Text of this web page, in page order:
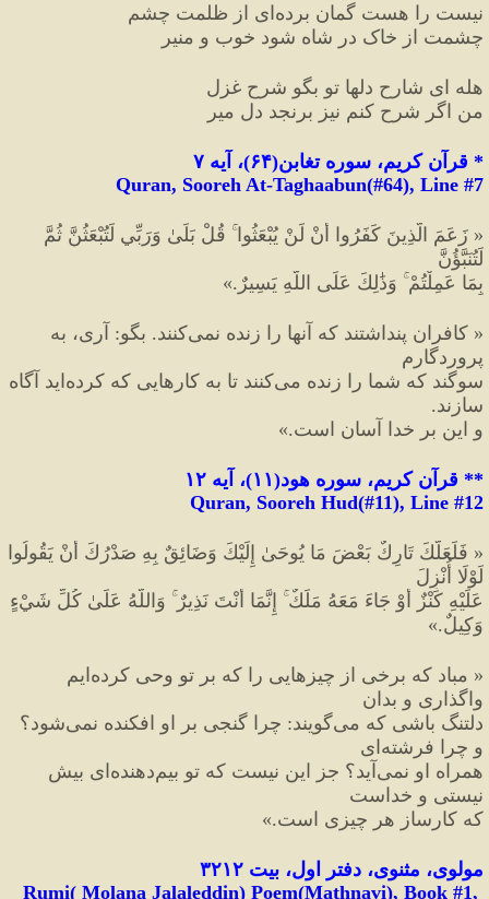
نیست را هست گمان بردهای از ظلمت چشم
چشمت از خاک در شاه شود خوب و منیر
هله ای شارح دلها تو بگو شرح غزل
من اگر شرح کنم نیز برنجد دل میر
* قرآن کریم، سوره تغابن(۶۴)، آیه ۷
Quran, Sooreh At-Taghaabun(#64), Line #7
«
لَتُنَبَّؤُنَّ
بِمَا عَمِلْتُمْ ۚ وَذَٰلِكَ عَلَى اللَّهِ يَسِيرٌ.»
« كافران پنداشتند كه آنها را زنده نمىكنند. بگو:
پروردگارم
سوگند كه شما را زنده مىكنند تا به كارهايى كه كرده
سازند.
و اين بر خدا آسان است.»
** قرآن کریم، سوره هود(۱۱)، آیه ۱۲
Quran, Sooreh Hud(#11), Line #12
«
لَوْلَا أُنْزِلَ
وَكِيلٌ.»
« مباد كه برخى از چيزهايى را كه بر تو وحى كرده
واگذارى و بدان
دلتنگ باشى كه مىگويند: چرا گنجى بر او افكنده نمى
و چرا فرشتهاى
همراه او نمىآيد؟ جز اين نيست كه تو بيمدهنده
نيستى و خداست
كه كارساز هر چيزى است.»
مولوی، مثنوی، دفتر اول، بیت ۳۲۱۲
Rumi( Molana Jalaleddin) Poem(Mathnavi), Book #1,